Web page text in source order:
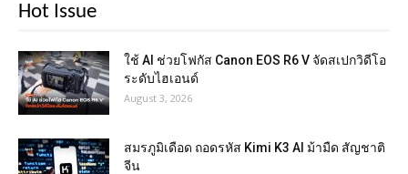
Hot Issue
ใช้ AI ช่วยโฟกัส Canon EOS R6 V จัดสเปกวิดีโอ
ระดับไฮเอนด์
August 3, 2026
สมรภูมิเดือด ถอดรหัส Kimi K3 AI ม้ามืด สัญชาติ
จีน